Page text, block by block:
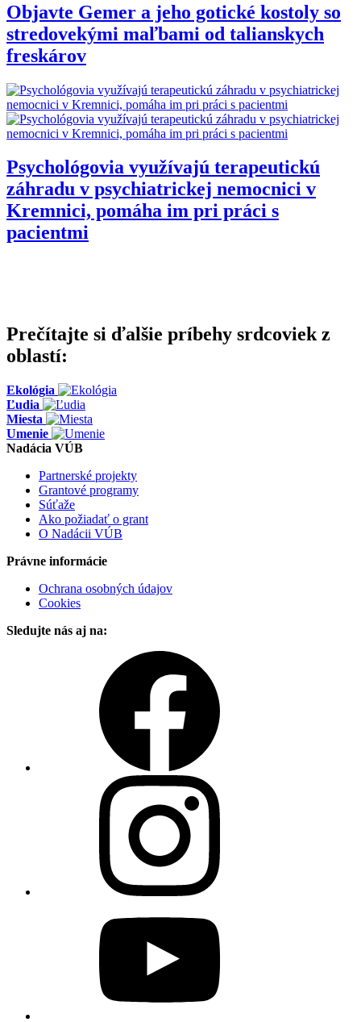
Objavte Gemer a jeho gotické kostoly so
stredovekými maľbami od talianskych
freskárov
Psychológovia využívajú terapeutickú
záhradu v psychiatrickej nemocnici v
Kremnici, pomáha im pri práci s
pacientmi
Prečítajte si ďalšie príbehy srdcoviek z
oblastí:
Ekológia
Ľudia
Miesta
Umenie
Nadácia VÚB
Partnerské projekty
Grantové programy
Súťaže
Ako požiadať o grant
O Nadácii VÚB
Právne informácie
Ochrana osobných údajov
Cookies
Sledujte nás aj na: